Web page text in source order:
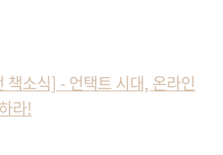
소식] - 언택트 시대, 온라인
라!